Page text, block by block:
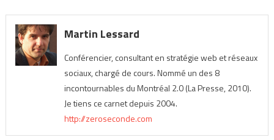
Martin Lessard
Conférencier, consultant en stratégie web et réseaux
sociaux, chargé de cours. Nommé un des 8
incontournables du Montréal 2.0 (La Presse, 2010).
Je tiens ce carnet depuis 2004.
http://zeroseconde.com